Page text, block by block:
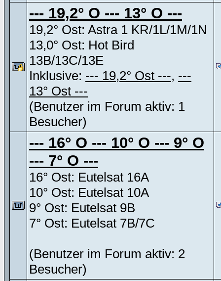
--- 19,2° O --- 13° O ---
19,2° Ost: Astra 1 KR/1L/1M/1N
13,0° Ost: Hot Bird
13B/13C/13E
Inklusive: --- 19,2° Ost ---, ---
13° Ost ---
(Benutzer im Forum aktiv: 1
Besucher)
--- 16° O --- 10° O --- 9° O
--- 7° O ---
16° Ost: Eutelsat 16A
10° Ost: Eutelsat 10A
9° Ost: Eutelsat 9B
7° Ost: Eutelsat 7B/7C
(Benutzer im Forum aktiv: 2
Besucher)